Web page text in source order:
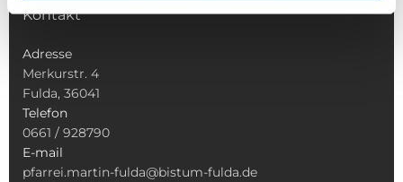
Kontakt
Adresse
Merkurstr. 4
Fulda, 36041
Telefon
0661 / 928790
E-mail
pfarrei.martin-fulda@bistum-fulda.de